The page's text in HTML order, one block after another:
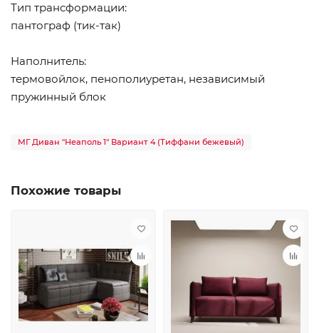
Тип трансформации:
пантограф (тик-так)
Наполнитель:
термовойлок, пенополиуретан, независимый
пружинный блок
МГ Диван "Неаполь 1" Вариант 4 (Тиффани бежевый)
Похожие товары